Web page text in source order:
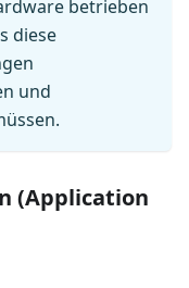
betrieben
diese
und
(Application